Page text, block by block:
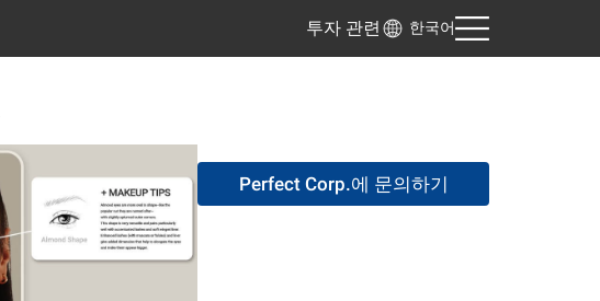
투자 관련 한국어
Perfect Corp.에 문의하기